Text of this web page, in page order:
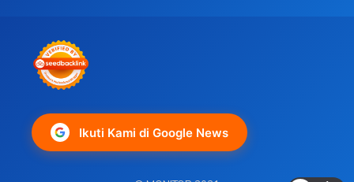
Ikuti Kami di Google News